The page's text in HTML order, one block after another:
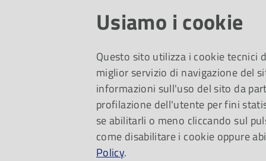
rassegna
e contemporanea,
Fondazione
artistica di
Usiamo i cookie
Questo sito utilizza i cookie tecnici
miglior servizio di navigazione del
informazioni sull'uso del sito da
profilazione dell'utente per fini
se abilitarli o meno cliccando sul
come disabilitare i cookie oppure
Policy.